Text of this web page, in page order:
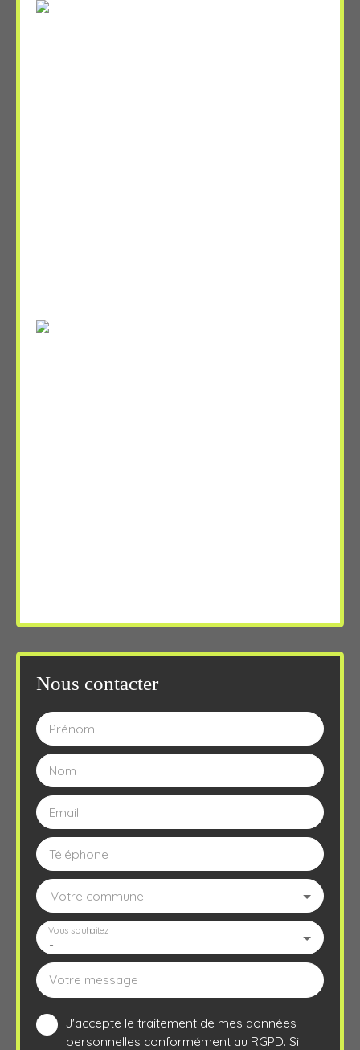
Nous contacter
Prénom
Nom
Email
Téléphone
Votre commune
-
Vous souhaitez
Votre message
J'accepte le traitement de mes données
personnelles conformément au RGPD. Si